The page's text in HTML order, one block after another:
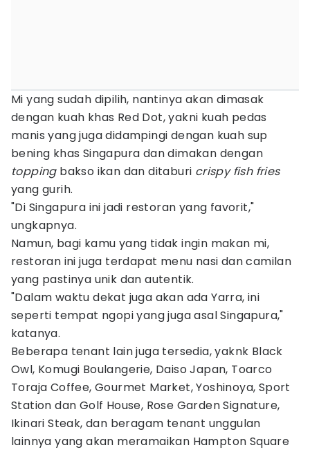
Mi yang sudah dipilih, nantinya akan dimasak
dengan kuah khas Red Dot, yakni kuah pedas
manis yang juga didampingi dengan kuah sup
bening khas Singapura dan dimakan dengan
toppingbakso ikan dan ditaburi crispy fish fries
yang gurih.
"Di Singapura ini jadi restoran yang favorit,"
ungkapnya.
Namun, bagi kamu yang tidak ingin makan mi,
restoran ini juga terdapat menu nasi dan camilan
yang pastinya unik dan autentik.
"Dalam waktu dekat juga akan ada Yarra, ini
seperti tempat ngopi yang juga asal Singapura,"
katanya.
Beberapa tenant lain juga tersedia, yaknk Black
Owl, Komugi Boulangerie, Daiso Japan, Toarco
Toraja Coffee, Gourmet Market, Yoshinoya, Sport
Station dan Golf House, Rose Garden Signature,
Ikinari Steak, dan beragam tenant unggulan
lainnya yang akan meramaikan Hampton Square